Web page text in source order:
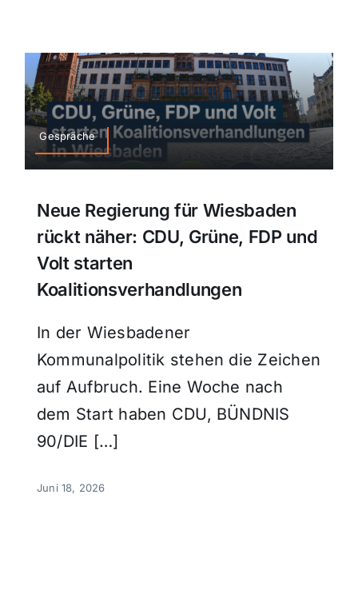
Gespräche
Neue Regierung für Wiesbaden
rückt näher: CDU, Grüne, FDP und
Volt starten
Koalitionsverhandlungen
In der Wiesbadener
Kommunalpolitik stehen die Zeichen
auf Aufbruch. Eine Woche nach
dem Start haben CDU, BÜNDNIS
90/DIE […]
Juni 18, 2026